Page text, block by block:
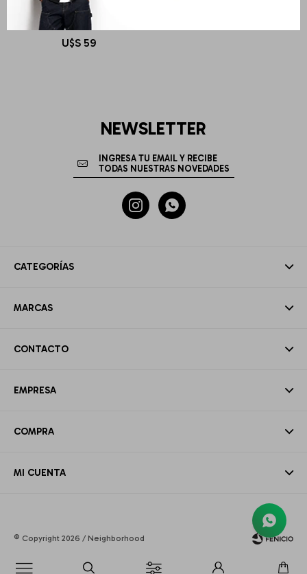

BLUE BANANA
MILLER CAP
U$S 59
CATEGORÍAS
MARCAS
CONTACTO
EMPRESA
COMPRA
MI CUENTA
NEWSLETTER
 
© Copyright 2026 / Neighborhood